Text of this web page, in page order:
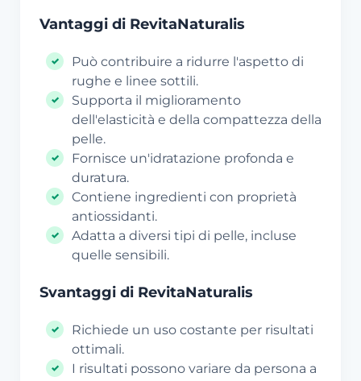
Vantaggi di RevitaNaturalis
Può contribuire a ridurre l'aspetto di
rughe e linee sottili.
Supporta il miglioramento
dell'elasticità e della compattezza della
pelle.
Fornisce un'idratazione profonda e
duratura.
Contiene ingredienti con proprietà
antiossidanti.
Adatta a diversi tipi di pelle, incluse
quelle sensibili.
Svantaggi di RevitaNaturalis
Richiede un uso costante per risultati
ottimali.
I risultati possono variare da persona a